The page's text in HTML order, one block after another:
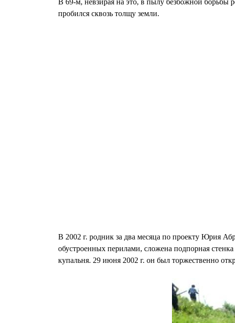
В 69-м, невзирая на это, в пылу безбожной борьбы
пробился сквозь толщу земли.
В 2002 г. родник за два месяца по проекту Юрия
обустроенных перилами, сложена подпорная
купальня. 29 июня 2002 г. он был торжественно